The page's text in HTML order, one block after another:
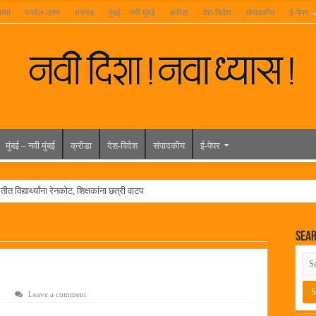
पनवेल-उरण रायगड मुंबई – नवी मुंबई क्रीडा देश-विदेश संपादकीय ई-पेपर
मुंबई – नवी मुंबई क्रीडा देश-विदेश संपादकीय ई-पेपर
विद्यार्थ्यांना रेनकोट, शिक्षकांना छत्री वाटप
वाढदिवसानिमित्त राज्यभरातून शुभेच्छांचा वर्षाव
जाहीर
Leave a comment